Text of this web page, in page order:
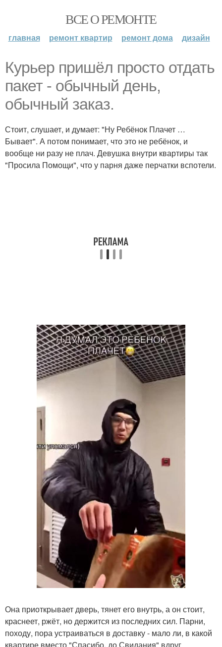
ВСЕ О РЕМОНТЕ
главная ремонт квартир ремонт дома дизайн
Курьер пришёл просто отдать
пакет - обычный день,
обычный заказ.
Стоит, слушает, и думает: "Ну Ребёнок Плачет …
Бывает". А потом понимает, что это не ребёнок, и
вообще ни разу не плач. Девушка внутри квартиры так
"Просила Помощи", что у парня даже перчатки вспотели.
Она приоткрывает дверь, тянет его внутрь, а он стоит,
краснеет, ржёт, но держится из последних сил. Парни,
походу, пора устраиваться в доставку - мало ли, в какой